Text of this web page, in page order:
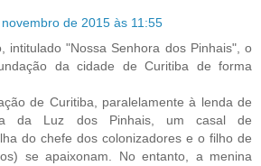
de 2015 às 11:55
intitulado "Nossa Senhora dos Pinhais", o
da cidade de Curitiba de forma
de Curitiba, paralelamente à lenda de
da Luz dos Pinhais, um casal de
do chefe dos colonizadores e o filho de
se apaixonam. No entanto, a menina